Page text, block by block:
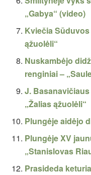
„Gabya“ (video)
Kviečia
ąžuolėli“
Nuskambėjo
renginiai –
J.
„Žalias ąžuolėli“
Plungėje aidėjo
Plungėje XV
„Stanislovas
Prasideda